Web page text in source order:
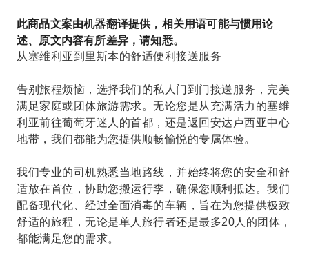
此商品文案由机器翻译提供，相关用语可能与惯用论
述、原文内容有所差异，请知悉。
从塞维利亚到里斯本的舒适便利接送服务
告别旅程烦恼，选择我们的私人门到门接送服务，完美
满足家庭或团体旅游需求。无论您是从充满活力的塞维
利亚前往葡萄牙迷人的首都，还是返回安达卢西亚中心
地带，我们都能为您提供顺畅愉悦的专属体验。
我们专业的司机熟悉当地路线，并始终将您的安全和舒
适放在首位，协助您搬运行李，确保您顺利抵达。我们
配备现代化、经过全面消毒的车辆，旨在为您提供极致
舒适的旅程，无论是单人旅行者还是最多20人的团体，
都能满足您的需求。